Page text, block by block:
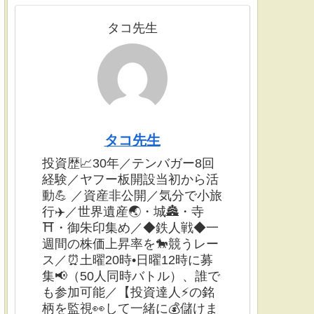
タコ先生
タコ先生
投資歴📈30年／テンバガー8回
経験／ヤフー板開設当初から活
動💪 ／資産非公開／気分で小旅
行✈️／世界遺産🌏・城🏯・寺
⛩・御朱印集め／◆鉄人戦◆一
週間の株価上昇率を🐎競うレー
ス／⏰土曜20時•日曜12時に募
集📢（50人同時バトル）、誰で
も参加可能／【投資達人⚡️の銘
柄を監視👀して一緒に💰儲けま